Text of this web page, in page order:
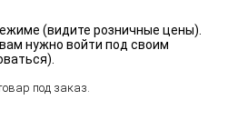
(видите розничные цены).
нужно войти под своим
под заказ.